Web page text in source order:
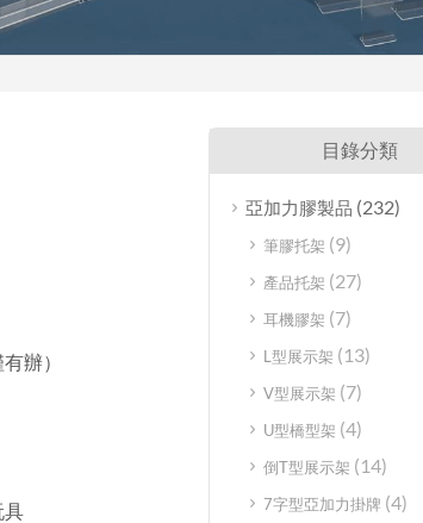
辦）
具
目錄分類
亞加力膠製品 (232)
筆膠托架 (9)
產品托架 (27)
耳機膠架 (7)
L型展示架 (13)
V型展示架 (7)
U型橋型架 (4)
倒T型展示架 (14)
7字型亞加力掛牌 (4)